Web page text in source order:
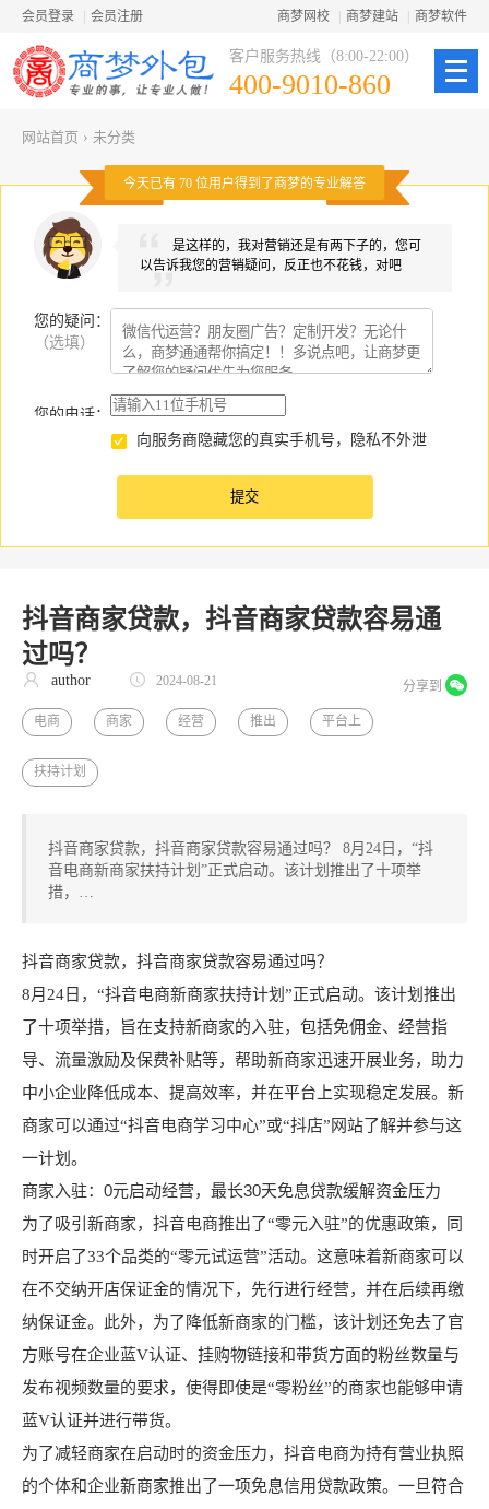
会员登录 会员注册 商梦网校 商梦建站 商梦软件
客户服务热线（8:00-22:00）
400-9010-860
网站首页 › 未分类
今天已有 70 位用户得到了商梦的专业解答
是这样的，我对营销还是有两下子的，您可
以告诉我您的营销疑问，反正也不花钱，对吧
您的疑问
（选填）
：
您的电话：
向服务商隐藏您的真实手机号，隐私不外泄
抖音商家贷款，抖音商家贷款容易通
过吗？
分享到
author 2024-08-21
电商 商家 经营 推出 平台上
扶持计划
抖音商家贷款，抖音商家贷款容易通过吗？ 8月24日，“抖
音电商新商家扶持计划”正式启动。该计划推出了十项举
措，…
抖音商家贷款，抖音商家贷款容易通过吗？
8月24日，“抖音电商新商家扶持计划”正式启动。该计划推出
了十项举措，旨在支持新商家的入驻，包括免佣金、经营指
导、流量激励及保费补贴等，帮助新商家迅速开展业务，助力
中小企业降低成本、提高效率，并在平台上实现稳定发展。新
商家可以通过“抖音电商学习中心”或“抖店”网站了解并参与这
一计划。
商家入驻：0元启动经营，最长30天免息贷款缓解资金压力
为了吸引新商家，抖音电商推出了“零元入驻”的优惠政策，同
时开启了33个品类的“零元试运营”活动。这意味着新商家可以
在不交纳开店保证金的情况下，先行进行经营，并在后续再缴
纳保证金。此外，为了降低新商家的门槛，该计划还免去了官
方账号在企业蓝V认证、挂购物链接和带货方面的粉丝数量与
发布视频数量的要求，使得即使是“零粉丝”的商家也能够申请
蓝V认证并进行带货。
为了减轻商家在启动时的资金压力，抖音电商为持有营业执照
的个体和企业新商家推出了一项免息信用贷款政策。一旦符合